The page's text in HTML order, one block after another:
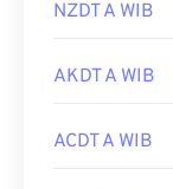
NZDT A WIB
AKDT A WIB
ACDT A WIB